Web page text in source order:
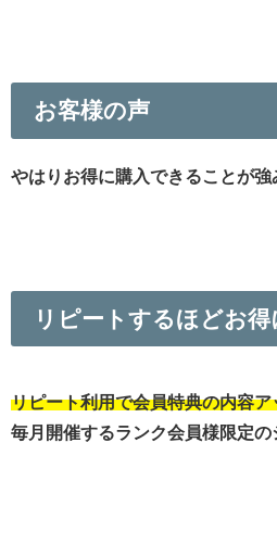
お客様の声
やはりお得に購入できることが強
リピートするほどお
リピート利用で会員特典の内容ア
毎月開催するランク会員様限定の